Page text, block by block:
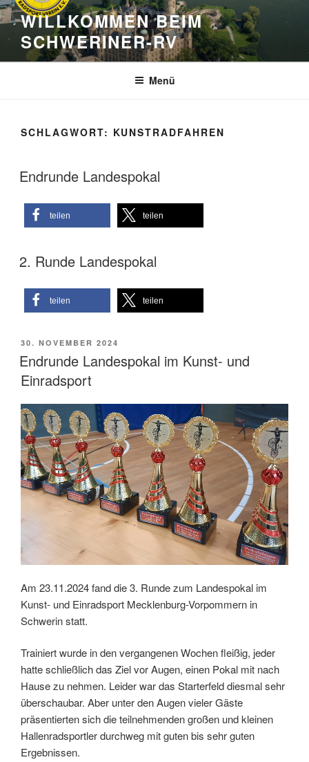
Zum
Inhalt
springen
WILLKOMMEN BEIM
SCHWERINER-RV
Menü
SCHLAGWORT: KUNSTRADFAHREN
Endrunde Landespokal
teilen teilen
2. Runde Landespokal
teilen teilen
VERÖFFENTLICHT
AM
30. NOVEMBER 2024
Endrunde Landespokal im Kunst- und
Einradsport
Am 23.11.2024 fand die 3. Runde zum Landespokal im
Kunst- und Einradsport Mecklenburg-Vorpommern in
Schwerin statt.
Trainiert wurde in den vergangenen Wochen fleißig, jeder
hatte schließlich das Ziel vor Augen, einen Pokal mit nach
Hause zu nehmen. Leider war das Starterfeld diesmal sehr
überschaubar. Aber unter den Augen vieler Gäste
präsentierten sich die teilnehmenden großen und kleinen
Hallenradsportler durchweg mit guten bis sehr guten
Ergebnissen.